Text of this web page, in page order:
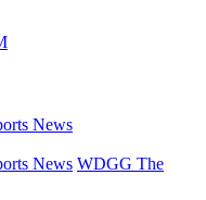
News
News WDGG The